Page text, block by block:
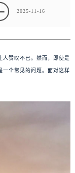
2025-11-16
人赞叹不已。然而，即使是
一个常见的问题。面对这样